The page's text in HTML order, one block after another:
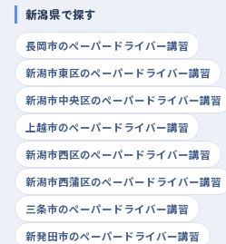
新潟県で探す
長岡市のペーパードライバー講習
新潟市東区のペーパードライバー講習
新潟市中央区のペーパードライバー講習
上越市のペーパードライバー講習
新潟市西区のペーパードライバー講習
新潟市西蒲区のペーパードライバー講習
三条市のペーパードライバー講習
新発田市のペーパードライバー講習